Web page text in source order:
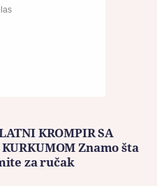
KROMPIR SA
Znamo šta
za ručak